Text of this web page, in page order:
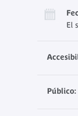
El
Público: